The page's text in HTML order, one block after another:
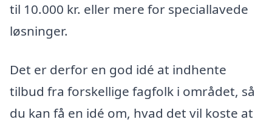
til 10.000 kr. eller mere for speciallavede
løsninger.
Det er derfor en god idé at indhente
tilbud fra forskellige fagfolk i området, så
du kan få en idé om, hvad det vil koste at